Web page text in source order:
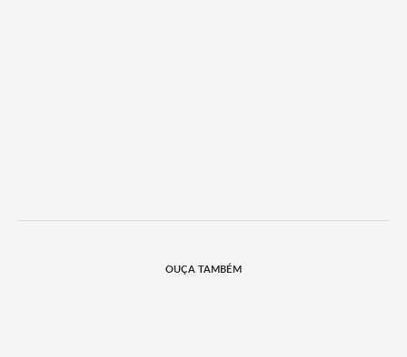
OUÇA TAMBÉM